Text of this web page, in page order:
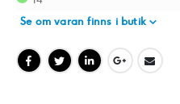
Se om varan finns i butik